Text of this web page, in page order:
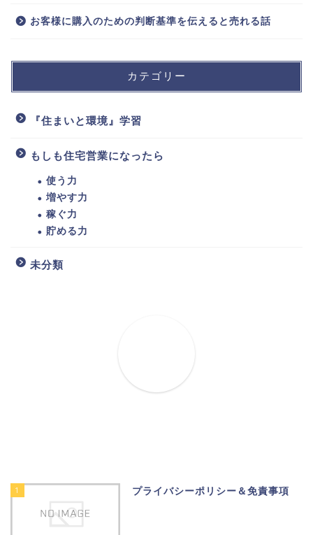
お客様に購入のための判断基準を伝えると売れる話
カテゴリー
『住まいと環境』学習
もしも住宅営業になったら
使う力
増やす力
稼ぐ力
貯める力
未分類
1 プライバシーポリシー＆免責事項